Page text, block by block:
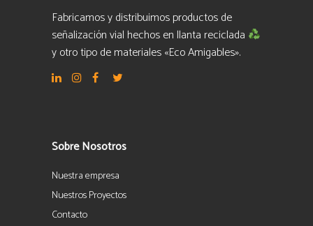
Fabricamos y distribuimos productos de
señalización vial hechos en llanta reciclada
y otro tipo de materiales «Eco Amigables».
Sobre Nosotros
Nuestra empresa
Nuestros Proyectos
Contacto